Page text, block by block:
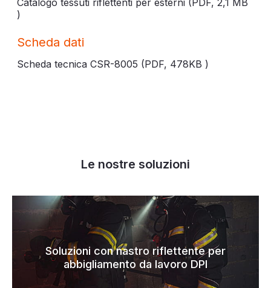
)
Scheda dati
Scheda tecnica CSR-8005 (PDF, 478KB )
Le nostre soluzioni
Soluzioni con nastro riflettente per
abbigliamento da lavoro DPI